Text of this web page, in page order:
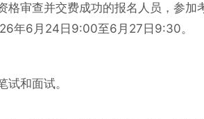
格审查并交费成功的报名人员，参
年6月24日9:00至6月27日9:30。
试和面试。